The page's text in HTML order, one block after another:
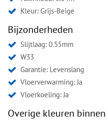
Kleur: Grijs-Beige
Bijzonderheden
Slijtlaag: 0.55mm
W33
Garantie: Levenslang
Vloerverwarming: Ja
Vloerkoeling: Ja
Overige kleuren binnen